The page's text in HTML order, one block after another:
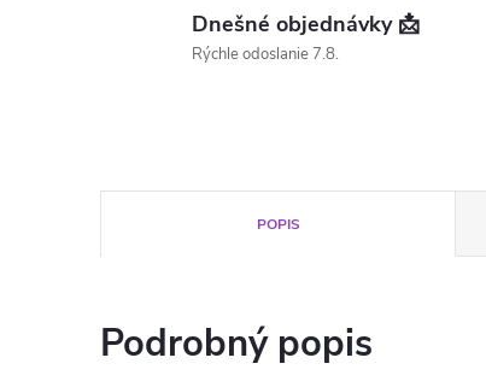
Dnešné objednávky 📩
Rýchle odoslanie 7.8.
POPIS
Podrobný popis